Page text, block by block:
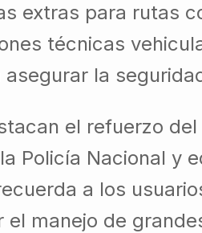
extras para rutas
técnicas
la
el refuerzo
Policía Nacional y
a los
manejo de